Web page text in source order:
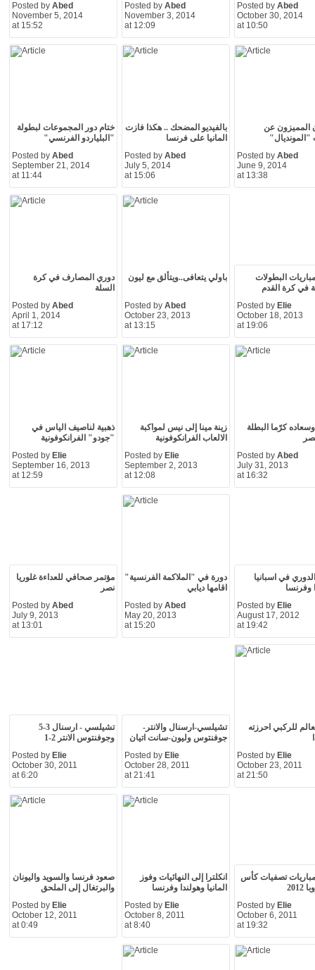
Posted by Abed
November 5, 2014
at 15:52
Posted by Abed
November 3, 2014
at 12:09
Posted by Abed
October 30, 2014
at 10:50
ختام دور المجموعات لبطولة
"البلياردو الفرنسي"
Posted by Abed
September 21, 2014
at 11:44
بالفيديو المضحك .. هكذا فازت
المانيا على فرنسا
Posted by Abed
July 5, 2014
at 15:06
المميزون عن
"المونديال"
Posted by Abed
June 9, 2014
at 13:38
دوري المصارف في كرة
السلة
Posted by Abed
April 1, 2014
at 17:12
باولي يتعافى..ويتألق مع ليون
Posted by Abed
October 23, 2013
at 13:15
البطولات
في كرة القدم
Posted by Elie
October 18, 2013
at 19:06
ذهبية لناصيف الياس في
"جودو" الفرانكوفونية
Posted by Elie
September 16, 2013
at 12:59
زينة مينا إلى نيس لمواكبة
الالعاب الفرانكوفونية
Posted by Elie
September 2, 2013
at 12:08
كرّما البطلة
Posted by Abed
July 31, 2013
at 16:32
مؤتمر صحافي للعداءة غلوريا
نصر
Posted by Abed
July 9, 2013
at 13:01
دورة في "الملاكمة الفرنسية"
اقامها ديابي
Posted by Abed
May 20, 2013
at 15:20
في اسبانيا
وفرنسا
Posted by Elie
August 17, 2012
at 19:42
تشيلسي - ارسنال 3-5
وجوفنتوس الانتر 2-1
Posted by Elie
October 30, 2011
at 6:20
تشيلسي-ارسنال والانتر-
جوفنتوس وليون-سانت اتيان
Posted by Elie
October 28, 2011
at 21:41
للركبي احرزته
Posted by Elie
October 23, 2011
at 21:50
صعود فرنسا والسويد واليونان
والبرتغال إلى الملحق
Posted by Elie
October 12, 2011
at 0:49
انكلترا إلى النهائيات وفوز
المانيا وهولندا وفرنسا
Posted by Elie
October 8, 2011
at 8:40
مباريات تصفيات كأس
Posted by Elie
October 6, 2011
at 19:32